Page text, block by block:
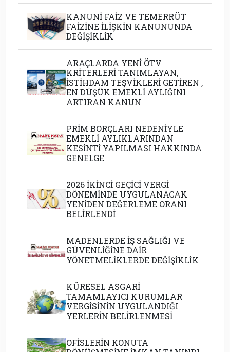
KANUNİ FAİZ VE TEMERRÜT
FAİZİNE İLİŞKİN KANUNUNDA
DEĞİŞİKLİK
ARAÇLARDA YENİ ÖTV
KRİTERLERİ TANIMLAYAN,
İSTİHDAM TEŞVİKLERİ GETİREN ,
EN DÜŞÜK EMEKLİ AYLIĞINI
ARTIRAN KANUN
PRİM BORÇLARI NEDENİYLE
EMEKLİ AYLIKLARINDAN
KESİNTİ YAPILMASI HAKKINDA
GENELGE
2026 İKİNCİ GEÇİCİ VERGİ
DÖNEMİNDE UYGULANACAK
YENİDEN DEĞERLEME ORANI
BELİRLENDİ
MADENLERDE İŞ SAĞLIĞI VE
GÜVENLİĞİNE DAİR
YÖNETMELİKLERDE DEĞİŞİKLİK
KÜRESEL ASGARİ
TAMAMLAYICI KURUMLAR
VERGİSİNİN UYGULANDIĞI
YERLERİN BELİRLENMESİ
OFİSLERİN KONUTA